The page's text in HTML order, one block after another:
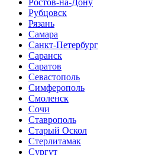
Ростов-на-Дону
Рубцовск
Рязань
Самара
Санкт-Петербург
Саранск
Саратов
Севастополь
Симферополь
Смоленск
Сочи
Ставрополь
Старый Оскол
Стерлитамак
Сургут